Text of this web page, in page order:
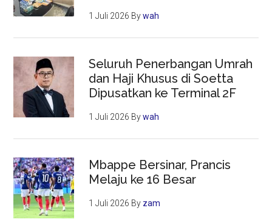
1 Juli 2026 Bywah
Seluruh Penerbangan Umrah
dan Haji Khusus di Soetta
Dipusatkan ke Terminal 2F
1 Juli 2026 Bywah
Mbappe Bersinar, Prancis
Melaju ke 16 Besar
1 Juli 2026 By zam